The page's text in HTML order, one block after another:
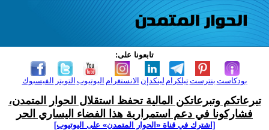
تابعونا على:
الفيسبوك التويتر اليوتيوب الانستغرام لينكدإن تيلكرامبنترست بودكاست
تبرعاتكم وتبرعاتكن المالية تحفظ استقلال الحوار المتمدن،
فشاركونا في دعم استمرارية هذا الفضاء اليساري الحر
[اشترك في قناة ‫«الحوار المتمدن» على اليوتيوب]